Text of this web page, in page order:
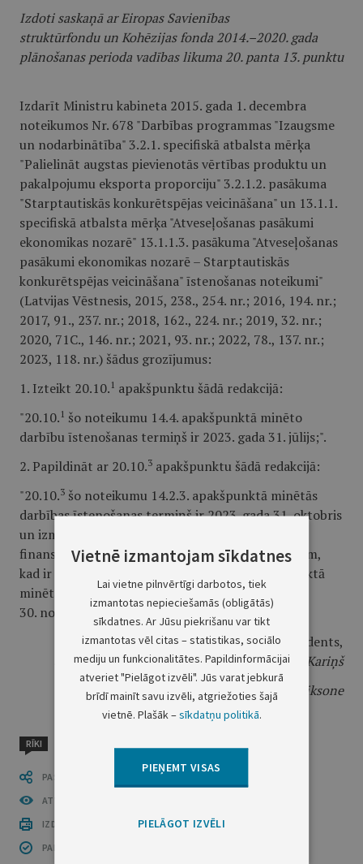
Izdoti saskaņā ar Eiropas Savienības
struktūrfondu un Kohēzijas fonda 2014.–2020. gada
plānošanas perioda vadības likuma 20. panta 13. punktu
Izdarīt Ministru kabineta 2015. gada 1. decembra
noteikumos Nr. 678 "Darbības programmas "Izaugsme
un nodarbinātība" 3.2.1. specifiskā atbalsta mērķa
"Palielināt augstas pievienotās vērtības produktu un
pakalpojumu eksporta proporciju" 3.2.1.2. pasākuma
"Starptautiskās konkurētspējas veicināšana" un 13.1.1.
specifiskā atbalsta mērķa "Atveseļošanas pasākumi
ekonomikas nozarē" 13.1.1.3. pasākuma "Atveseļošanas
pasākumi ekonomikas nozarē – Starptautiskās
konkurētspējas veicināšana" īstenošanas noteikumi"
(Latvijas Vēstnesis, 2015, 238., 254. nr.; 2016, 194. nr.;
2017, 91., 237. nr.; 2018, 162., 224. nr.; 2019, 32. nr.;
2020, 71C., 146. nr.; 2021, 93. nr.; 2022, 78., 137. nr.;
2023, 118. nr.) šādus grozījumus:
1. Izteikt 20.10. 1 apakšpunktu šādā redakcijā:
"20.10. 1 šo noteikumu 14.4. apakšpunktā minēto
darbību īstenošanas termiņš ir 2023. gada 31. jūlijs;".
2. Papildināt ar 20.10.3 apakšpunktu šādā redakcijā:
"20.10.3 šo noteikumu 14.2.3. apakšpunktā minētās
darbības īstenošanas termiņš ir 2023. gada 31. oktobris
un izmaksas apliecinošie dokumenti jāiesniedz
finansējuma saņēmējam triju mēnešu laikā pēc tam,
kad ir noslēgusies šo noteikumu 14.2.3. apakšpunktā
minētā darbība, bet ne vēlāk kā līdz 2023. gada
30. novembrim;".
Ministru prezidents,
ārlietu ministra pienākumu izpildītājsA. K. Kariņš
Ekonomikas ministreI. Indriksone
RĪKI
PASTĀSTI CITIEM
ATVĒRT PUBLIKĀCIJU (PDF)
IZDRUKĀT PUBLIKĀCIJU
PAR INFORMĀCIJAS DROŠĪBU
Vietnē izmantojam sīkdatnes
Lai vietne pilnvērtīgi darbotos, tiek
izmantotas nepieciešamās (obligātās)
sīkdatnes. Ar Jūsu piekrišanu var tikt
izmantotas vēl citas – statistikas, sociālo
mediju un funkcionalitātes. Papildinformācijai
atveriet "Pielāgot izvēli". Jūs varat jebkurā
brīdī mainīt savu izvēli, atgriežoties šajā
vietnē. Plašāk –sīkdatņu politikā.
PIEŅEMT VISAS
PIELĀGOT IZVĒLI